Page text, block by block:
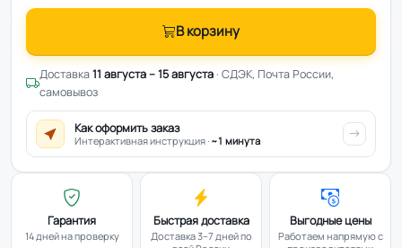
В корзину
Доставка11 августа – 15 августа · СДЭК, Почта России,
самовывоз
Как оформить заказ
Интерактивная инструкция · ~1 минута
Гарантия
14 дней на проверку
Быстрая доставка
Доставка 3–7 дней по
Выгодные цены
Работаем напрямую с